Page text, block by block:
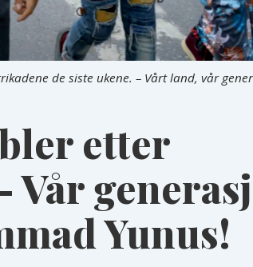
de siste ukene. – Vårt land, vår
etter
Vår
Yunus!